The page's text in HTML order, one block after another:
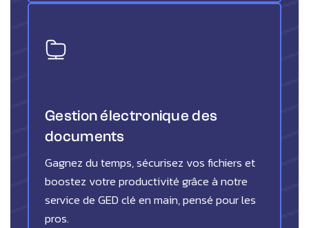
Gestion électronique des
documents
Gagnez du temps, sécurisez vos fichiers et
boostez votre productivité grâce à notre
service de GED clé en main, pensé pour les
pros.